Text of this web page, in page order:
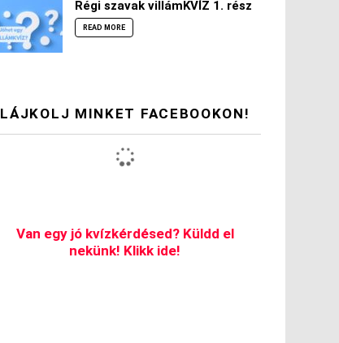
Régi szavak villámKVÍZ 1. rész
READ MORE
LÁJKOLJ MINKET FACEBOOKON!
Van egy jó kvízkérdésed? Küldd el
nekünk! Klikk ide!